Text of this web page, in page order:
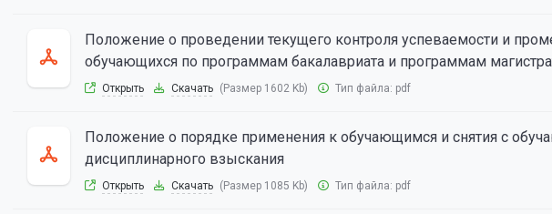
Положение о проведении текущего контроля успеваемости и
обучающихся по программам бакалавриата и программам
Открыть Скачать (Размер 1602 Kb) Тип файла: pdf
Положение о порядке применения к обучающимся и снятия с
дисциплинарного взыскания
Открыть Скачать (Размер 1085 Kb) Тип файла: pdf